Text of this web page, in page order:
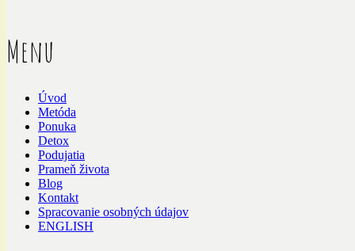
Menu
Úvod
Metóda
Ponuka
Detox
Podujatia
Prameň života
Blog
Kontakt
Spracovanie osobných údajov
ENGLISH